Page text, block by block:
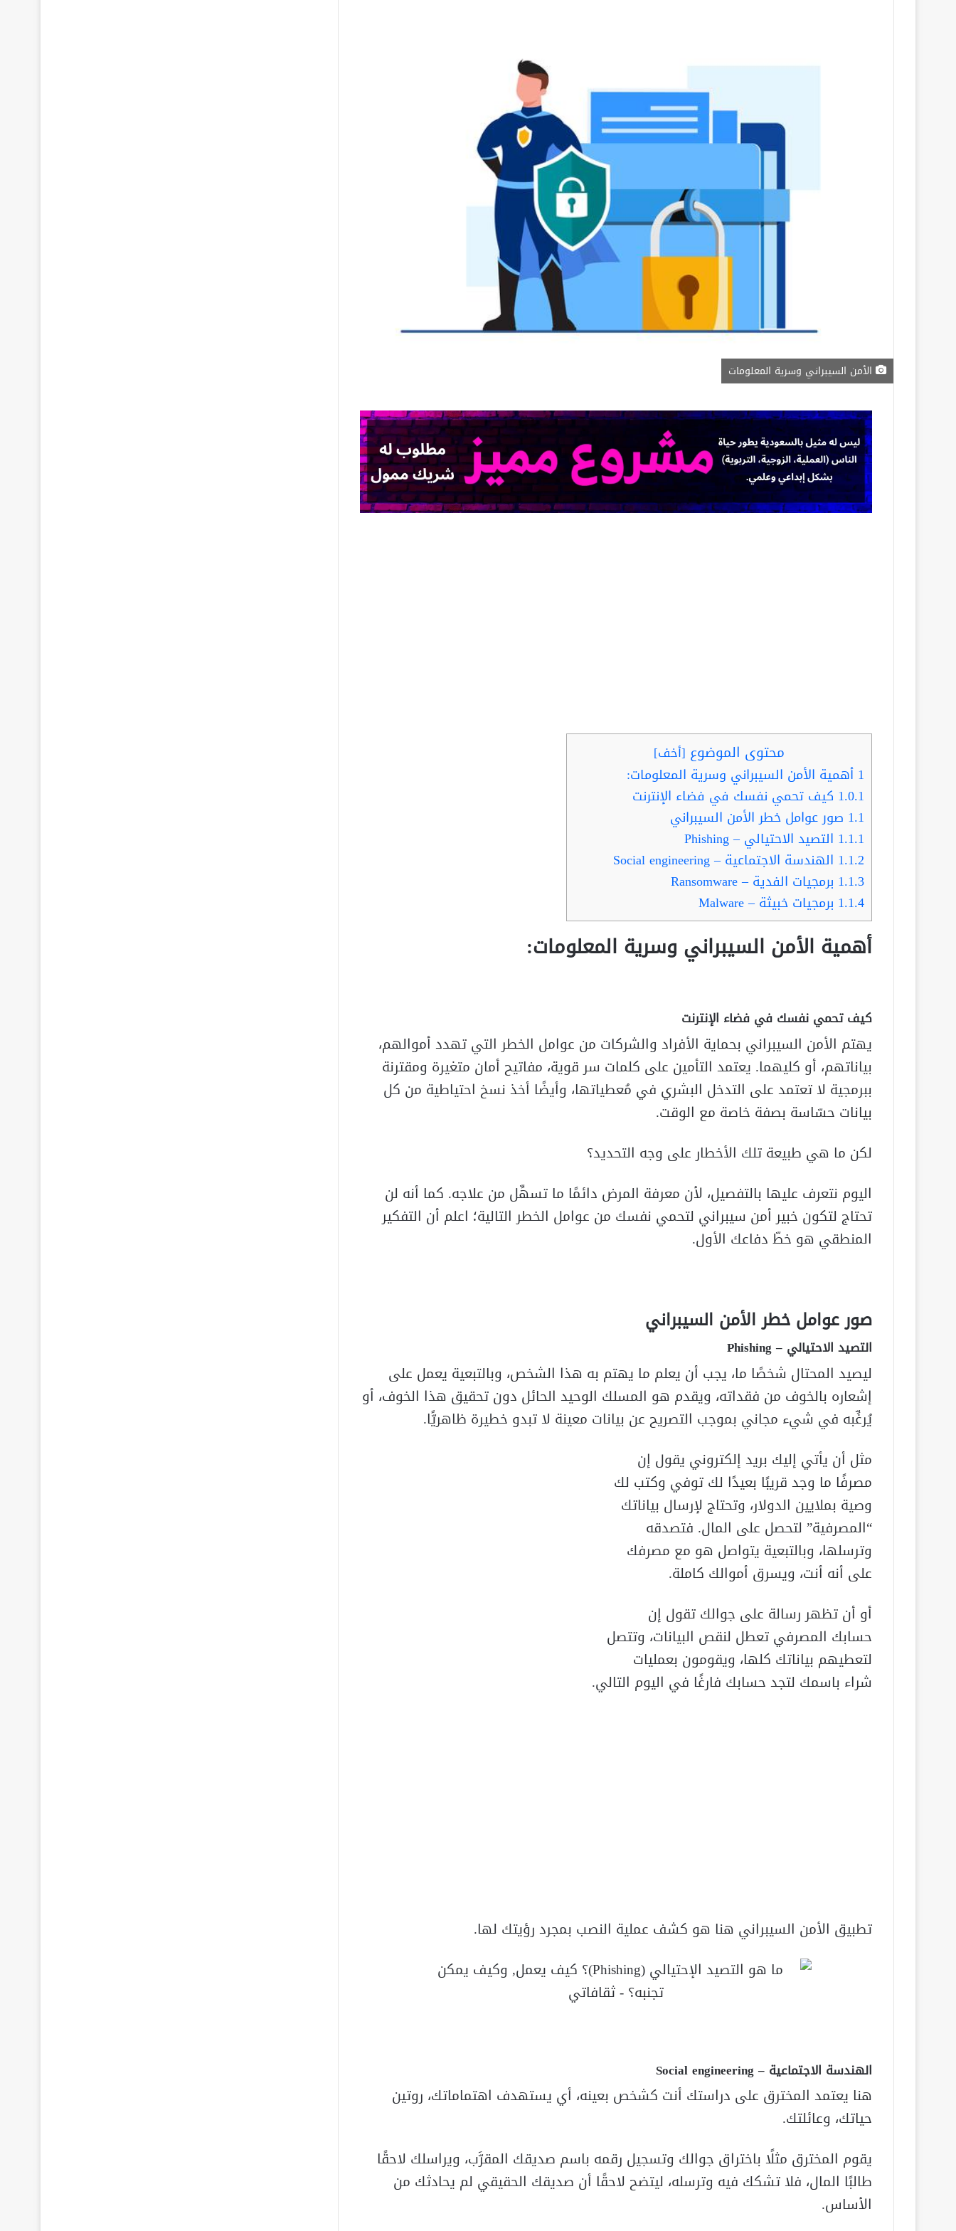
الأمن السيبراني وسرية المعلومات
محتوى الموضوع [أخف]
1 أهمية الأمن السيبراني وسرية المعلومات:
1.0.1 كيف تحمي نفسك في فضاء الإنترنت
1.1 صور عوامل خطر الأمن السيبراني
1.1.1 التصيد الاحتيالي – Phishing
1.1.2 الهندسة الاجتماعية – Social engineering
1.1.3 برمجيات الفدية – Ransomware
1.1.4 برمجيات خبيثة – Malware
أهمية الأمن السيبراني وسرية المعلومات:
كيف تحمي نفسك في فضاء الإنترنت
يهتم الأمن السيبراني بحماية الأفراد والشركات من عوامل الخطر التي تهدد أموالهم،
بياناتهم، أو كليهما. يعتمد التأمين على كلمات سر قوية، مفاتيح أمان متغيرة ومقترنة
ببرمجية لا تعتمد على التدخل البشري في مُعطياتها، وأيضًا أخذ نسخ احتياطية من كل
بيانات حسّاسة بصفة خاصة مع الوقت.
لكن ما هي طبيعة تلك الأخطار على وجه التحديد؟
اليوم نتعرف عليها بالتفصيل، لأن معرفة المرض دائمًا ما تسهِّل من علاجه. كما أنه لن
تحتاج لتكون خبير أمن سيبراني لتحمي نفسك من عوامل الخطر التالية؛ اعلم أن التفكير
المنطقي هو خطّ دفاعك الأول.
صور عوامل خطر الأمن السيبراني
التصيد الاحتيالي – Phishing
ليصيد المحتال شخصًا ما، يجب أن يعلم ما يهتم به هذا الشخص، وبالتبعية يعمل على
إشعاره بالخوف من فقداته، ويقدم هو المسلك الوحيد الحائل دون تحقيق هذا الخوف، أو
يُرغِّبه في شيء مجاني بموجب التصريح عن بيانات معينة لا تبدو خطيرة ظاهريًّا.
مثل أن يأتي إليك بريد إلكتروني يقول إن
مصرفًا ما وجد قريبًا بعيدًا لك توفي وكتب لك
وصية بملايين الدولار، وتحتاج لإرسال بياناتك
“المصرفية” لتحصل على المال. فتصدقه
وترسلها، وبالتبعية يتواصل هو مع مصرفك
على أنه أنت، ويسرق أموالك كاملة.
أو أن تظهر رسالة على جوالك تقول إن
حسابك المصرفي تعطل لنقص البيانات، وتتصل
لتعطيهم بياناتك كلها، ويقومون بعمليات
شراء باسمك لتجد حسابك فارغًا في اليوم التالي.
تطبيق الأمن السيبراني هنا هو كشف عملية النصب بمجرد رؤيتك لها.
الهندسة الاجتماعية – Social engineering
هنا يعتمد المخترق على دراستك أنت كشخص بعينه، أي يستهدف اهتماماتك، روتين
حياتك، وعائلتك.
يقوم المخترق مثلًا باختراق جوالك وتسجيل رقمه باسم صديقك المقرَّب، ويراسلك لاحقًا
طالبًا المال، فلا تشكك فيه وترسله، ليتضح لاحقًا أن صديقك الحقيقي لم يحادثك من
الأساس.